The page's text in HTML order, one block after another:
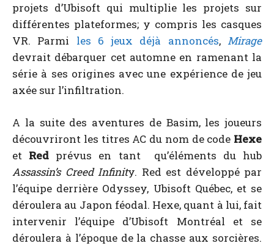
projets d’Ubisoft qui multiplie les projets sur
différentes plateformes; y compris les casques
VR. Parmi les 6 jeux déjà annoncés, Mirage
devrait débarquer cet automne en ramenant la
série à ses origines avec une expérience de jeu
axée sur l’infiltration.
A la suite des aventures de Basim, les joueurs
découvriront les titres AC du nom de code Hexe
et Red prévus en tant qu’éléments du hub
Assassin’s Creed Infinity. Red est développé par
l’équipe derrière Odyssey, Ubisoft Québec, et se
déroulera au Japon féodal. Hexe, quant à lui, fait
intervenir l’équipe d’Ubisoft Montréal et se
déroulera à l’époque de la chasse aux sorcières.